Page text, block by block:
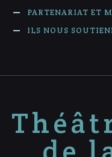
PARTENARIAT ET
ILS NOUS